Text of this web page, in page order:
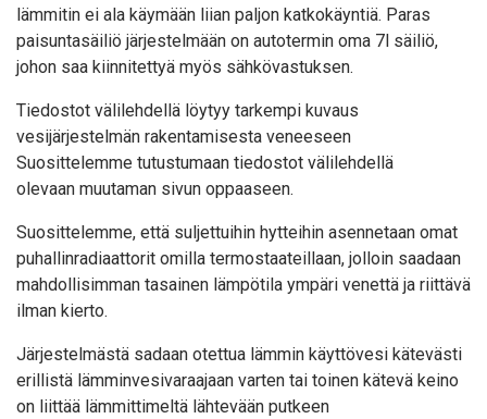
lämmitin ei ala käymään liian paljon katkokäyntiä. Paras
paisuntasäiliö järjestelmään on autotermin oma 7l säiliö,
johon saa kiinnitettyä myös sähkövastuksen.
Tiedostot välilehdellä löytyy tarkempi kuvaus
vesijärjestelmän rakentamisesta veneeseen
Suosittelemme tutustumaan tiedostot välilehdellä
olevaan muutaman sivun oppaaseen.
Suosittelemme, että suljettuihin hytteihin asennetaan omat
puhallinradiaattorit omilla termostaateillaan, jolloin saadaan
mahdollisimman tasainen lämpötila ympäri venettä ja riittävä
ilman kierto.
Järjestelmästä sadaan otettua lämmin käyttövesi kätevästi
erillistä lämminvesivaraajaan varten tai toinen kätevä keino
on liittää lämmittimeltä lähtevään putkeen